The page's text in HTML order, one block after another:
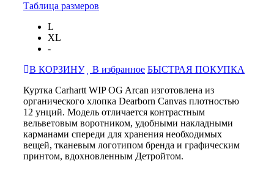
Таблица размеров
L
XL
-
В КОРЗИНУ
В избранное БЫСТРАЯ ПОКУПКА
Куртка Carhartt WIP OG Arcan изготовлена из
органического хлопка Dearborn Canvas плотностью
12 унций. Модель отличается контрастным
вельветовым воротником, удобными накладными
карманами спереди для хранения необходимых
вещей, тканевым логотипом бренда и графическим
принтом, вдохновленным Детройтом.